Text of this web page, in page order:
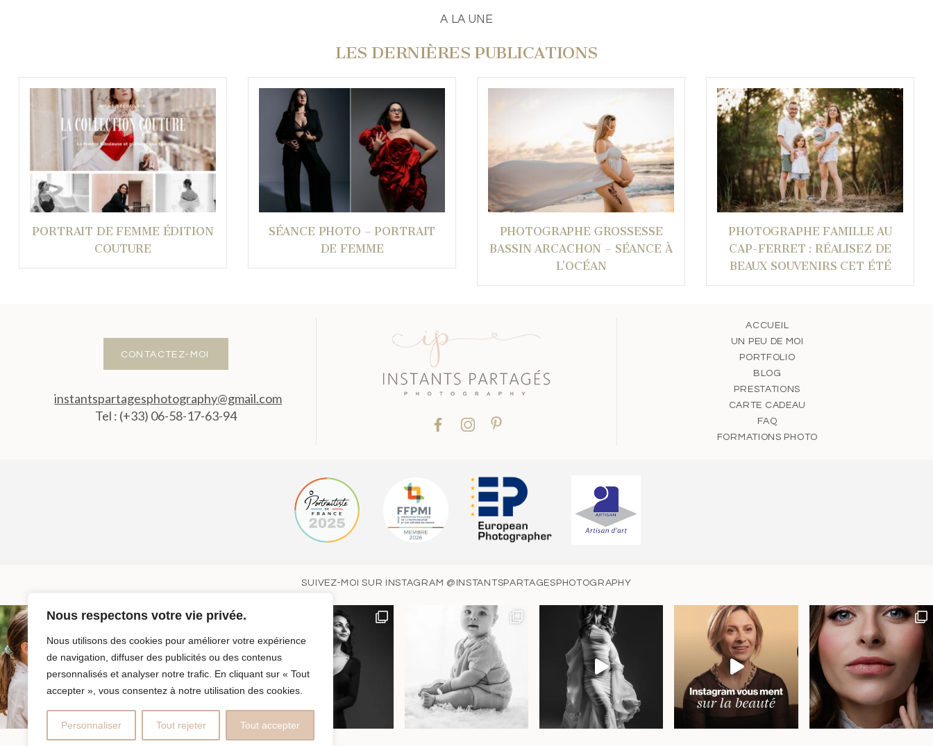
Nous respectons votre vie privée.
Nous utilisons des cookies pour améliorer votre expérience
de navigation, diffuser des publicités ou des contenus
personnalisés et analyser notre trafic. En cliquant sur « Tout
accepter », vous consentez à notre utilisation des cookies.
Personnaliser Tout rejeter Tout accepter
A LA UNE
LES DERNIÈRES PUBLICATIONS
PORTRAIT DE FEMME ÉDITION
COUTURE
SÉANCE PHOTO – PORTRAIT
DE FEMME
PHOTOGRAPHE GROSSESSE
BASSIN ARCACHON – SÉANCE À
L’OCÉAN
PHOTOGRAPHE FAMILLE AU
CAP-FERRET : RÉALISEZ DE
BEAUX SOUVENIRS CET ÉTÉ
CONTACTEZ-MOI
instantspartagesphotography@gmail.com
Tel : (+33) 06-58-17-63-94
ACCUEIL
UN PEU DE MOI
PORTFOLIO
BLOG
PRESTATIONS
CARTE CADEAU
FAQ
FORMATIONS PHOTO
SUIVEZ-MOI SUR INSTAGRAM @INSTANTSPARTAGESPHOTOGRAPHY